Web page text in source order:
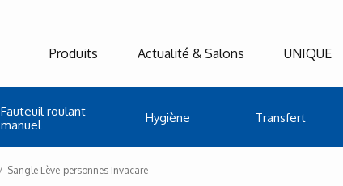
Produits
Fauteuil roulant
manuel
Hygiène Transfert
Actualité & Salons UNIQUE
Sangle Lève-personnes Invacare